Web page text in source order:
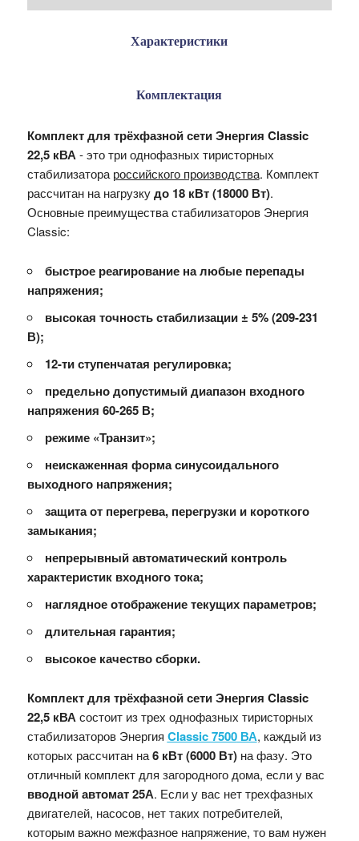
Характеристики
Комплектация
Комплект для трёхфазной сети Энергия Classic
22,5 кВА - это три однофазных тиристорных
стабилизатора российского производства. Комплект
рассчитан на нагрузкудо 18 кВт (18000 Вт).
Основные преимущества стабилизаторов Энергия
Classic:
быстрое реагирование на любые перепады
напряжения;
высокая точность стабилизации± 5% (209-231
В);
12-ти ступенчатая регулировка;
предельно допустимый диапазон входного
напряжения 60-265 В;
режиме «Транзит»;
неискаженная форма синусоидального
выходного напряжения;
защита от перегрева, перегрузки и короткого
замыкания;
непрерывный автоматический контроль
характеристик входного тока;
наглядное отображение текущих параметров;
длительная гарантия;
высокое качество сборки.
Комплект для трёхфазной сети Энергия Classic
22,5 кВАсостоит из трех однофазных тиристорных
стабилизаторов Энергия Classic 7500ВА, каждый из
которых рассчитан на6 кВт (6000 Вт) на фазу. Это
отличный комплект для загородного дома, если у вас
вводной автомат 25А. Если у вас нет трехфазных
двигателей, насосов, нет таких потребителей,
которым важно межфазное напряжение, то вам нужен